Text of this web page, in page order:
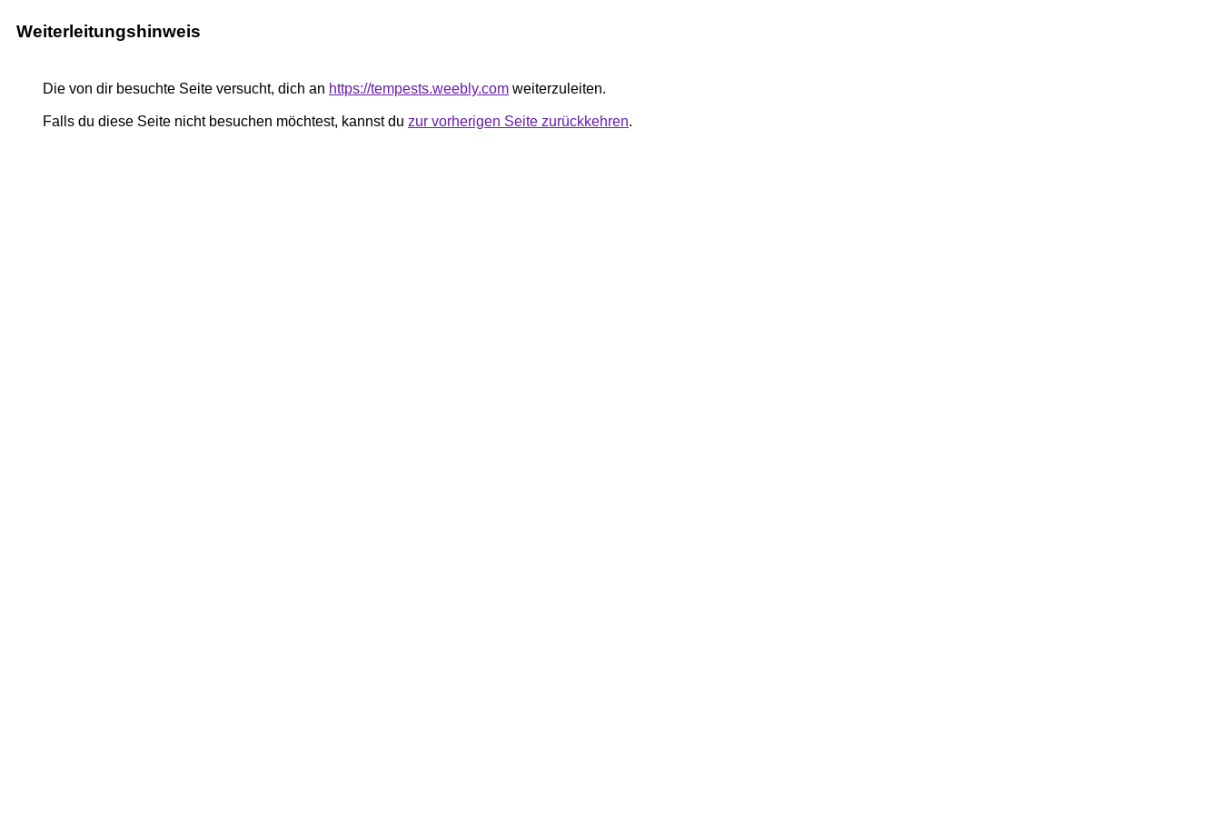
Weiterleitungshinweis
Die von dir besuchte Seite versucht, dich an https://tempests.weebly.com weiterzuleiten.
Falls du diese Seite nicht besuchen möchtest, kannst du zur vorherigen Seite zurückkehren.